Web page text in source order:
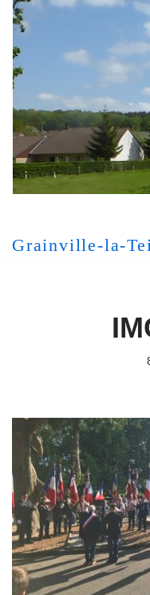
Aller
au
contenu
Grainville-la-